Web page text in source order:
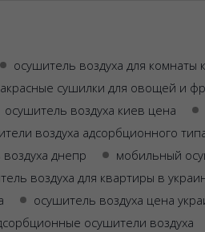
осушитель воздуха для комнаты
сушилки для овощей и
осушитель воздуха киев цена
воздуха адсорбционного
днепр
мобильный
воздуха для квартиры в
осушитель воздуха цена
осушители воздуха